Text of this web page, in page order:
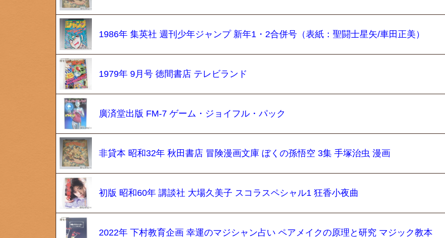
1986年 集英社 週刊少年ジャンプ 新年1・2合併号（表紙：聖闘士星矢/車田正美）
1979年 9月号 徳間書店 テレビランド
廣済堂出版 FM-7 ゲーム・ジョイフル・パック
非貸本 昭和32年 秋田書店 冒険漫画文庫 ぼくの孫悟空 3集 手塚治虫 漫画
初版 昭和60年 講談社 大場久美子 スコラスペシャル1 狂香小夜曲
2022年 下村教育企画 幸運のマジシャン占い ペアメイクの原理と研究 マジック教本